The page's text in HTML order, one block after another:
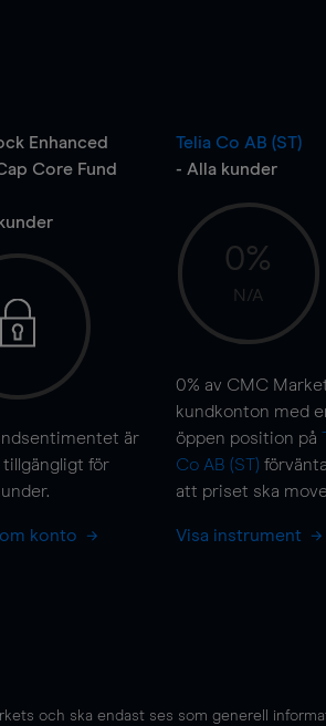
Enhanced
Core Fund
är
tillgängligt för
konto
Telia Co AB (ST)
- Alla kunder
0%
N/A
0% av CMC
kundkonton med
öppen position på
Co AB (ST)
att priset ska move
Visa instrument
och ska endast ses som generell